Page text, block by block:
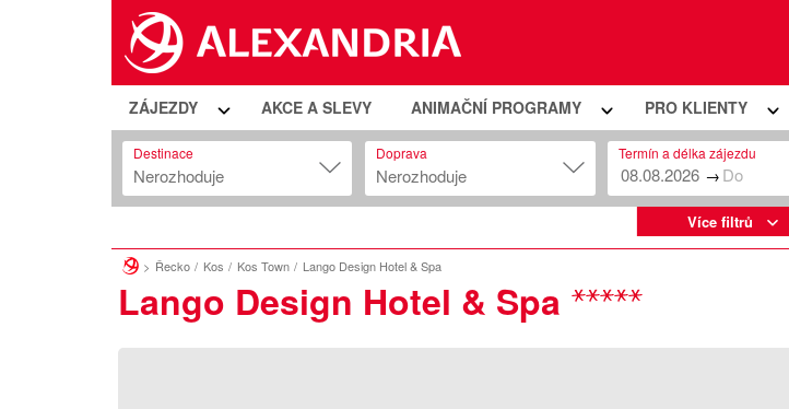
ZÁJEZDY AKCE A SLEVY ANIMAČNÍ PROGRAMY PRO KLIENTY
Destinace
Nerozhoduje
Doprava
Nerozhoduje
Termín a délka zájezdu
→
Více filtrů
Řecko Kos Kos Town Lango Design Hotel & Spa
Lango Design Hotel & Spa